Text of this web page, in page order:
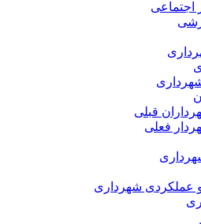
قبلی
فعلی
شهرداری